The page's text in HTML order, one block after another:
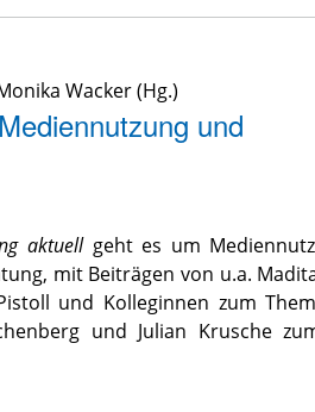
Wacker(Hg.)
und
aktuellgeht es um
mit Beiträgen von u.a.
und Kolleginnen zum
und Julian Krusche